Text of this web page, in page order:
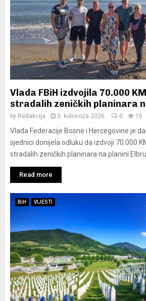
Vlada FBiH izdvojila 70.000
stradalih zeničkih planinara
by Redakcija 3. kolovoza 2026. 0 16
Vlada Federacije Bosne i Hercegovine je
sjednici donijela odluku da izdvoji 70.000
stradalih zeničkih planinara na planini
Read more
BiH VIJESTI